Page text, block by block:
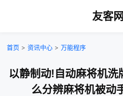
友客网
首页 > 资讯中心 > 万能程序
以静制动!自动麻将机洗
么分辨麻将机被动